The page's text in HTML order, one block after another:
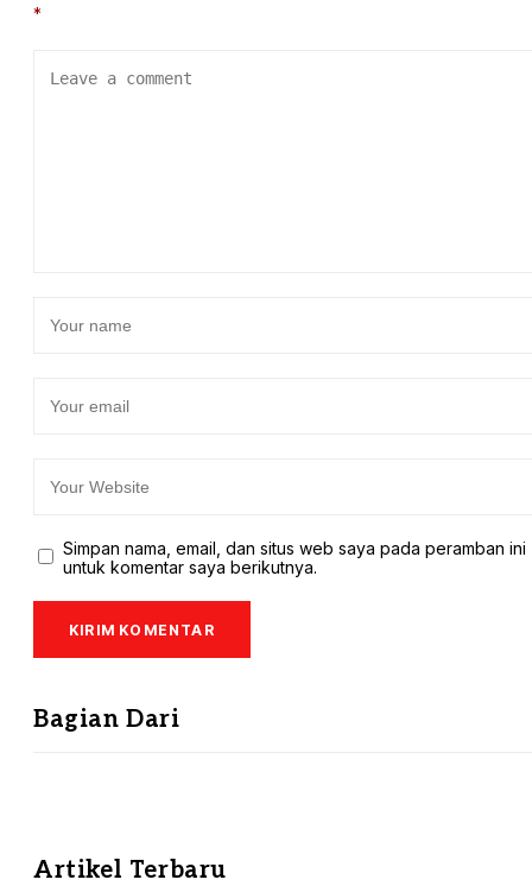
*
Simpan nama, email, dan situs web saya pada peramban ini
untuk komentar saya berikutnya.
Bagian Dari
Artikel Terbaru